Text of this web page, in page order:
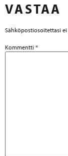
VASTAA
Sähköpostiosoitettasi
Kommentti *